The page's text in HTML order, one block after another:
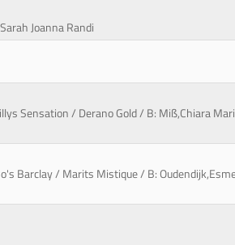
Joanna Randi
Sensation / Derano Gold / B: Miß,Chiara
Barclay / Marits Mistique / B: